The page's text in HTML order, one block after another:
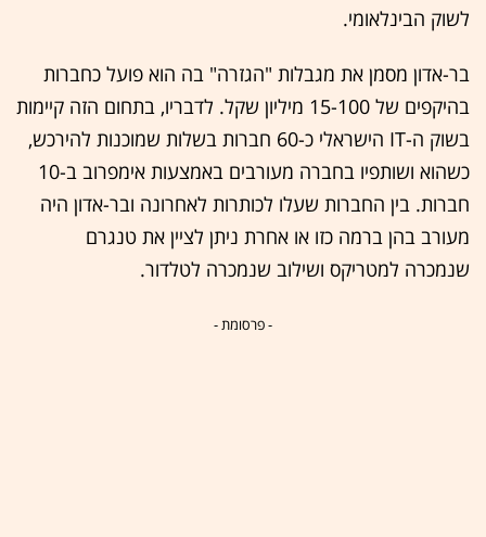
לשוק הבינלאומי.
בר-אדון מסמן את מגבלות "הגזרה" בה הוא פועל כחברות
בהיקפים של 15-100 מיליון שקל. לדבריו, בתחום הזה קיימות
בשוק ה-IT הישראלי כ-60 חברות בשלות שמוכנות להירכש,
כשהוא ושותפיו בחברה מעורבים באמצעות אימפרוב ב-10
חברות. בין החברות שעלו לכותרות לאחרונה ובר-אדון היה
מעורב בהן ברמה כזו או אחרת ניתן לציין את טנגרם
שנמכרה למטריקס ושילוב שנמכרה לטלדור.
- פרסומת -